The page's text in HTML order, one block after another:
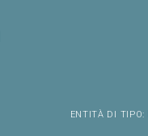
ENTITÀ DI TIPO: